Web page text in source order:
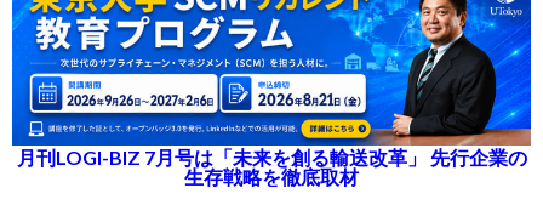
月刊LOGI-BIZ 7月号は「未来を創る輸送改革」 先行企業の
生存戦略を徹底取材